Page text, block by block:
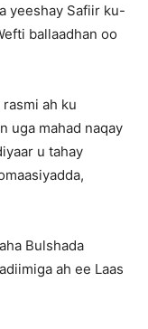
yeeshay Safiir ku-
ballaadhan oo
ah ku
uga mahad naqay
u tahay
Bulshada
ah ee Laas